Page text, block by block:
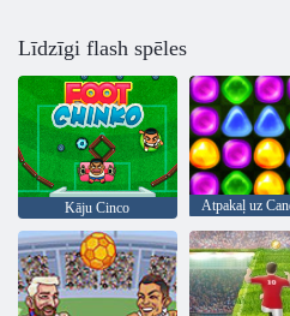
Līdzīgi flash spēles
Kāju Cinco